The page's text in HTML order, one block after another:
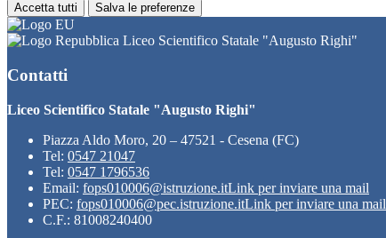
Accetta tutti Salva le preferenze
Liceo Scientifico Statale "Augusto Righi"
Contatti
Liceo Scientifico Statale "Augusto Righi"
Piazza Aldo Moro, 20 – 47521 - Cesena (FC)
Tel: 0547 21047
Tel: 0547 1796536
Email: fops010006@istruzione.itLink per inviare una mail
PEC: fops010006@pec.istruzione.itLink per inviare una mail
C.F.: 81008240400